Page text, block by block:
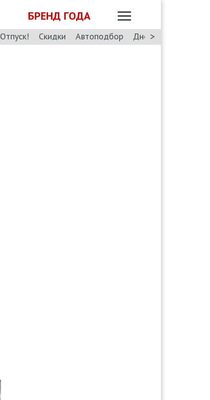
БРЕНД ГОДА
Отпуск! Скидки Автоподбор Дневник: Лада Искра
>